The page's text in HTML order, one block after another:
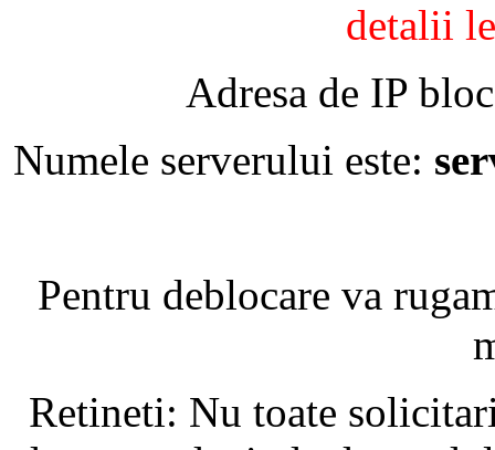
detalii
Adresa de IP
Numele serverului este:
Pentru deblocare va
Retineti: Nu toate